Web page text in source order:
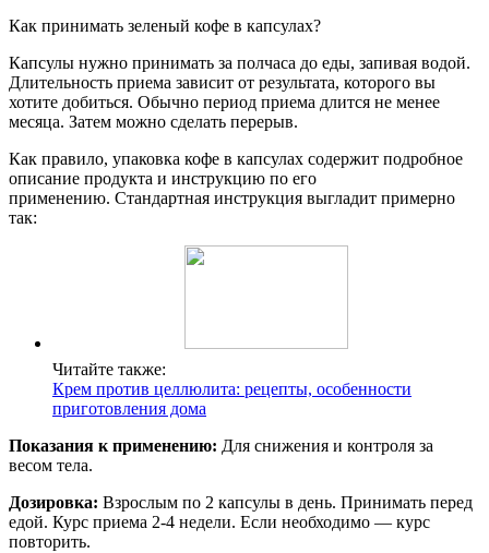
Как принимать зеленый кофе в капсулах?
Капсулы нужно принимать за полчаса до еды, запивая водой.
Длительность приема зависит от результата, которого вы
хотите добиться. Обычно период приема длится не менее
месяца. Затем можно сделать перерыв.
Как правило, упаковка кофе в капсулах содержит подробное
описание продукта и инструкцию по его
применению. Стандартная инструкция выгладит примерно
так:
Читайте также:
Крем против целлюлита: рецепты, особенности
приготовления дома
Показания к применению: Для снижения и контроля за
весом тела.
Дозировка: Взрослым по 2 капсулы в день. Принимать перед
едой. Курс приема 2-4 недели. Если необходимо — курс
повторить.